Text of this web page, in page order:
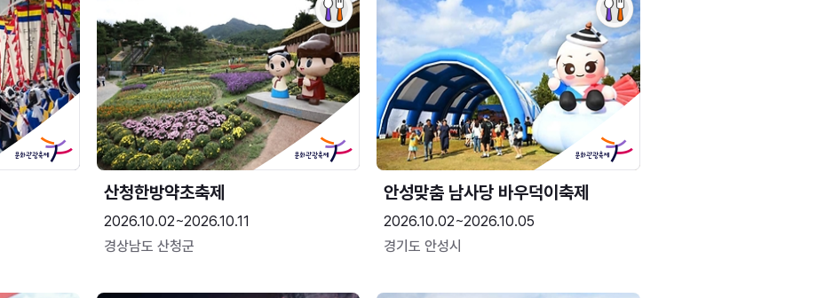
산청한방약초축제
2026.10.02~2026.10.11
경상남도 산청군
안성맞춤 남사당 바우덕이축제
2026.10.02~2026.10.05
경기도 안성시